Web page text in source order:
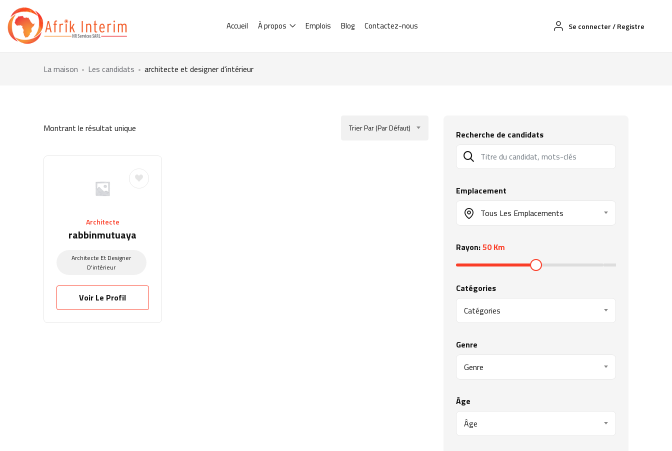
Accueil À propos Emplois Blog Contactez-nous Se connecter/Registre
La maison Les candidats architecte et designer d'intérieur
Montrant le résultat unique Trier Par (par Défaut)
Architecte
rabbinmutuaya
Architecte Et Designer
D'intérieur
Voir Le Profil
Recherche de candidats
Emplacement
Tous Les Emplacements
Rayon:50 Km
Catégories
Catégories
Genre
Genre
Âge
Âge